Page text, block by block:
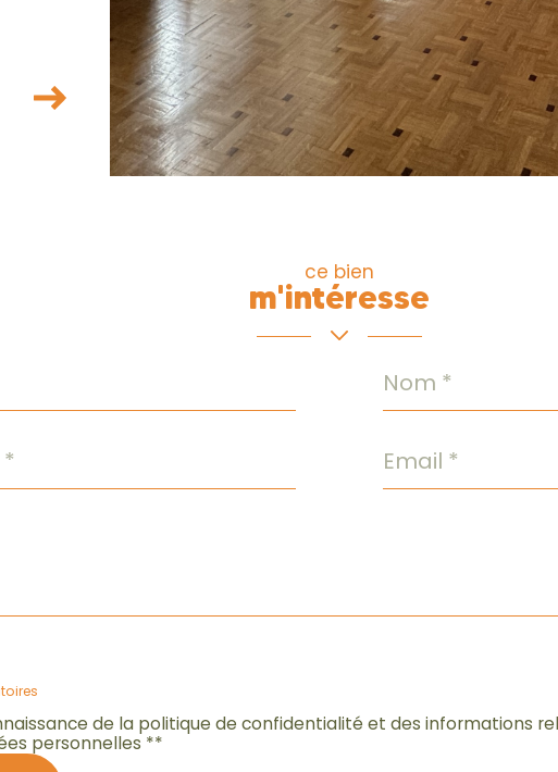
ce bien
m'intéresse
Nom
*
Email
*
de la politique de confidentialité et des informations
personnelles **